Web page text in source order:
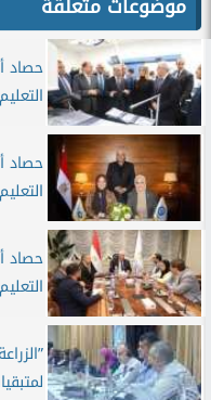
حصاد
حصاد
حصاد